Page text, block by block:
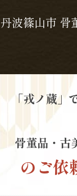
丹波篠山市 骨
「戎ノ蔵」
骨董品・古
のご依